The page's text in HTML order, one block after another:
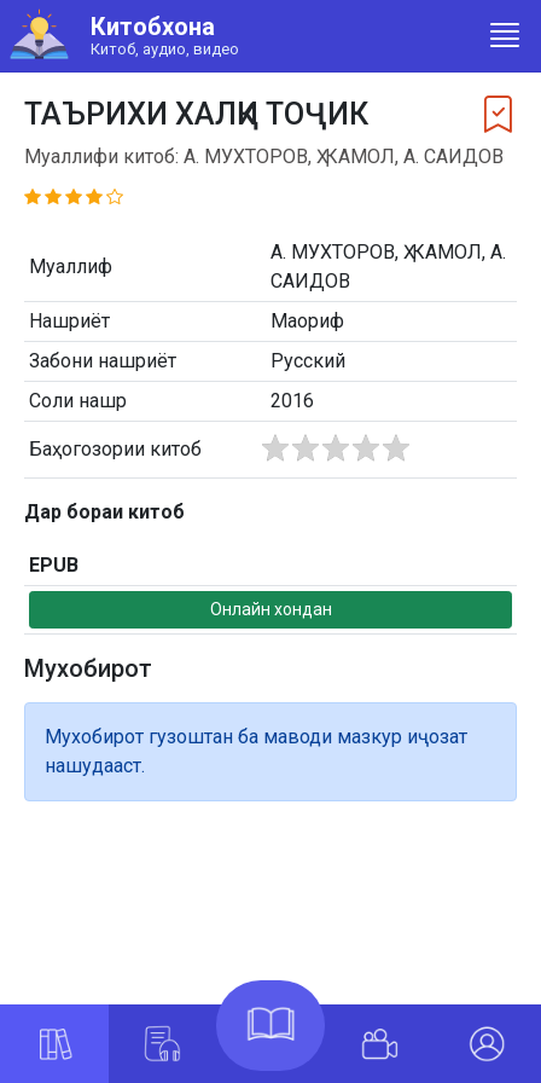
Китобхона
Китоб, аудио, видео
ТАЪРИХИ ХАЛҚИ ТОҶИК
Муаллифи китоб: А. МУХТОРОВ, Ҳ. КАМОЛ, А. САИДОВ
Муаллиф
А. МУХТОРОВ, Ҳ. КАМОЛ, А.
САИДОВ
Нашриёт
Маориф
Забони нашриёт
Русский
Соли нашр
2016
Баҳогозории китоб
Дар бораи китоб
EPUB
Онлайн хондан
Мухобирот
Мухобирот гузоштан ба маводи мазкур иҷозат
нашудааст.